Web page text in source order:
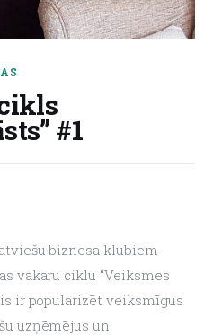
#1
biznesa klubiem
vakaru ciklu “Veiksmes
ir popularizēt veiksmīgus
uzņēmējus un